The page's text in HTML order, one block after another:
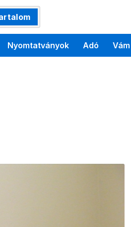
Nyomtatványok Adó Vám